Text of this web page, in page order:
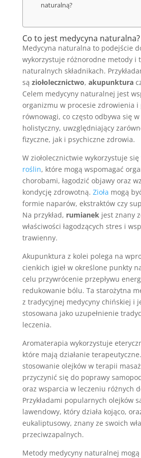
naturalną?
Co to jest medycyna naturalna?
Medycyna naturalna to podejście
wykorzystuje różnorodne metody i
naturalnych składnikach.
są ziołolecznictwo, akupunktura
Celem medycyny naturalnej jest
organizmu w procesie zdrowienia i
równowagi, co często odbywa się
holistyczny, uwzględniający
fizyczne, jak i psychiczne zdrowia.
W ziołolecznictwie wykorzystuje się
roślin, które mogą wspomagać
chorobami, łagodzić objawy oraz
kondycję zdrowotną. Zioła mogą
formie naparów, ekstraktów czy
Na przykład, rumianekjest znany
właściwości łagodzących stres i
trawienny.
Akupunktura z kolei polega na
cienkich igieł w określone punkty
celu przywrócenie przepływu
redukowanie bólu. Ta starożytna
z tradycyjnej medycyny chińskiej i
stosowana jako uzupełnienie
leczenia.
Aromaterapia wykorzystuje
które mają działanie
stosowanie olejków w terapii
przyczynić się do poprawy
oraz wsparcia w leczeniu różnych
Przykładami popularnych olejków
lawendowy, który działa kojąco,
eukaliptusowy, znany ze swoich
przeciwzapalnych.
Metody medycyny naturalnej mogą